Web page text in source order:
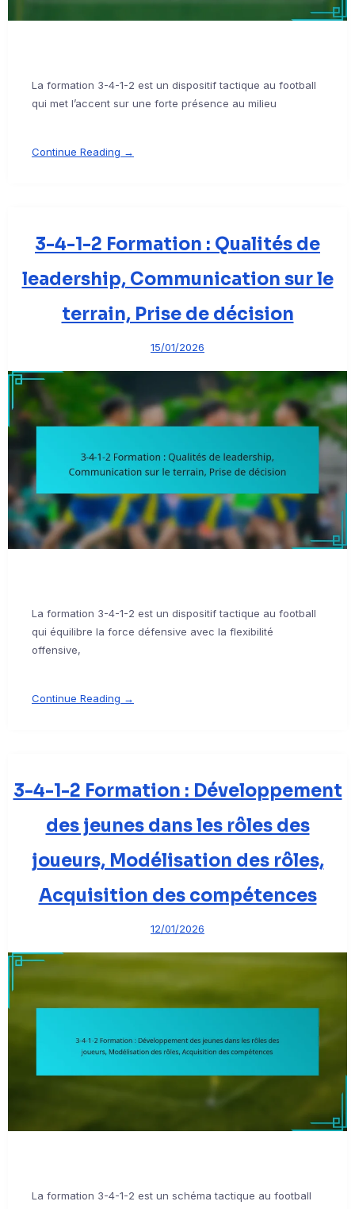
La formation 3-4-1-2 est un dispositif tactique au football
qui met l’accent sur une forte présence au milieu
Continue Reading →
3-4-1-2 Formation : Qualités de
leadership, Communication sur le
terrain, Prise de décision
15/01/2026
La formation 3-4-1-2 est un dispositif tactique au football
qui équilibre la force défensive avec la flexibilité
offensive,
Continue Reading →
3-4-1-2 Formation : Développement
des jeunes dans les rôles des
joueurs, Modélisation des rôles,
Acquisition des compétences
12/01/2026
La formation 3-4-1-2 est un schéma tactique au football